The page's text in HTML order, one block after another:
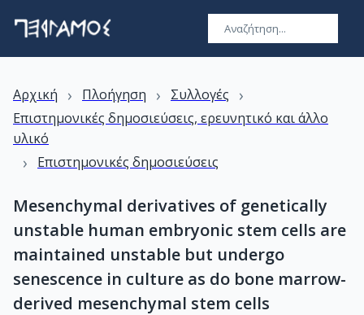
Αρχική › Πλοήγηση › Συλλογές ›
Επιστημονικές δημοσιεύσεις, ερευνητικό και άλλο
υλικό
› Επιστημονικές δημοσιεύσεις
Mesenchymal derivatives of genetically
unstable human embryonic stem cells are
maintained unstable but undergo
senescence in culture as do bone marrow-
derived mesenchymal stem cells